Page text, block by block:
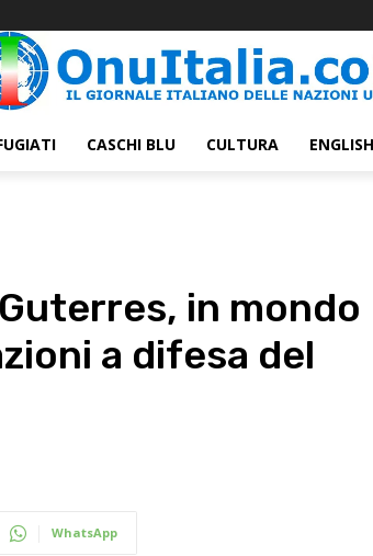
CASCHI BLU CULTURA ENGLISH
in mondo
a difesa del
WhatsApp